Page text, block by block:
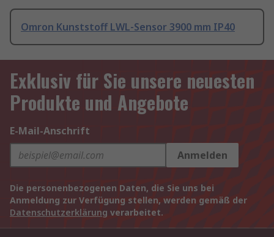
Omron Kunststoff LWL-Sensor 3900 mm IP40
Exklusiv für Sie unsere neuesten
Produkte und Angebote
E-Mail-Anschrift
Anmelden
Die personenbezogenen Daten, die Sie uns bei
Anmeldung zur Verfügung stellen, werden gemäß der
Datenschutzerklärung verarbeitet.